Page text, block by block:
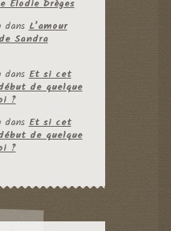
Élodie Drèges
dansL’amour
Sandra
dansEt si cet
de quelque
?
dansEt si cet
de quelque
?